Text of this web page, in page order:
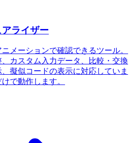
ライザー
メーションで確認できるツール。
カスタム入力データ、比較・交換
擬似コードの表示に対応していま
で動作します。